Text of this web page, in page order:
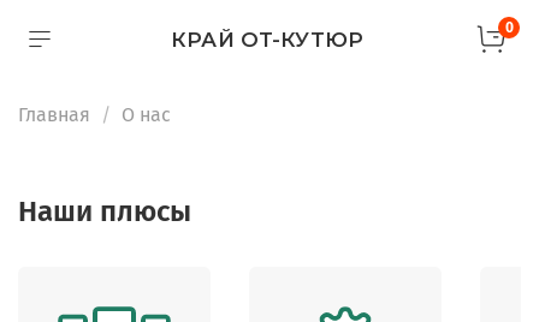
КРАЙ ОТ-КУТЮР 0
Главная О нас
Наши плюсы